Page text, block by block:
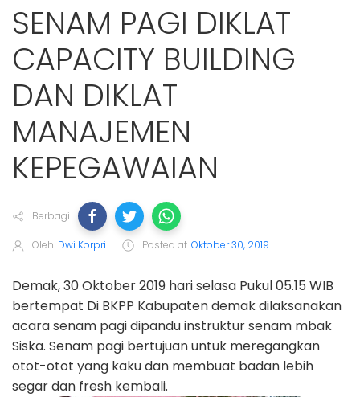
SENAM PAGI DIKLAT
CAPACITY BUILDING
DAN DIKLAT
MANAJEMEN
KEPEGAWAIAN
Berbagi
Oleh Dwi Korpri Posted at Oktober 30, 2019
Demak, 30 Oktober 2019 hari selasa Pukul 05.15 WIB
bertempat Di BKPP Kabupaten demak dilaksanakan
acara senam pagi dipandu instruktur senam mbak
Siska. Senam pagi bertujuan untuk meregangkan
otot-otot yang kaku dan membuat badan lebih
segar dan fresh kembali.